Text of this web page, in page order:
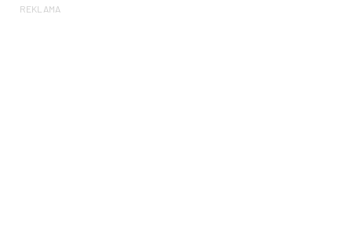
REKLAMA